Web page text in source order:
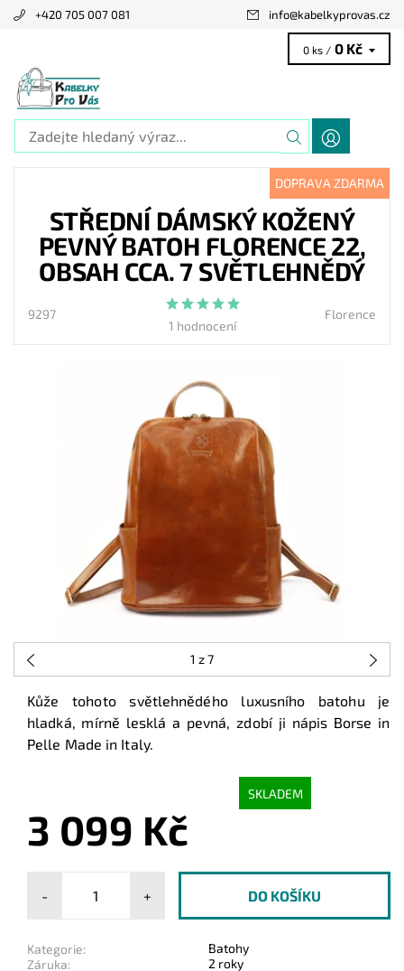
+420 705 007 081 info@kabelkyprovas.cz
0 ks / 0 Kč
DOPRAVA ZDARMA
STŘEDNÍ DÁMSKÝ KOŽENÝ
PEVNÝ BATOH FLORENCE 22,
OBSAH CCA. 7 SVĚTLEHNĚDÝ
9297
1 hodnocení
Florence
1 z 7
Kůže tohoto světlehnědého luxusního batohu je
hladká, mírně lesklá a pevná, zdobí ji nápis Borse in
Pelle Made in Italy.
SKLADEM
3 099 Kč
- +
Kategorie:
Batohy
Záruka:
2 roky